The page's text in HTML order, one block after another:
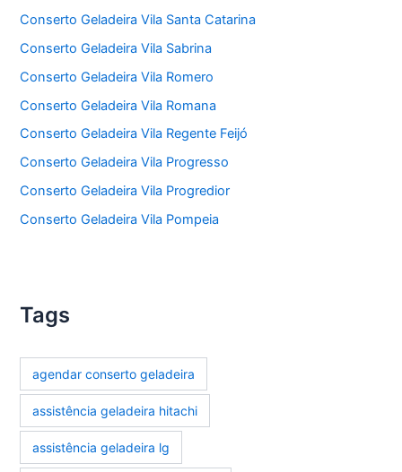
Conserto Geladeira Vila Santa Catarina
Conserto Geladeira Vila Sabrina
Conserto Geladeira Vila Romero
Conserto Geladeira Vila Romana
Conserto Geladeira Vila Regente Feijó
Conserto Geladeira Vila Progresso
Conserto Geladeira Vila Progredior
Conserto Geladeira Vila Pompeia
Tags
agendar conserto geladeira
assistência geladeira hitachi
assistência geladeira lg